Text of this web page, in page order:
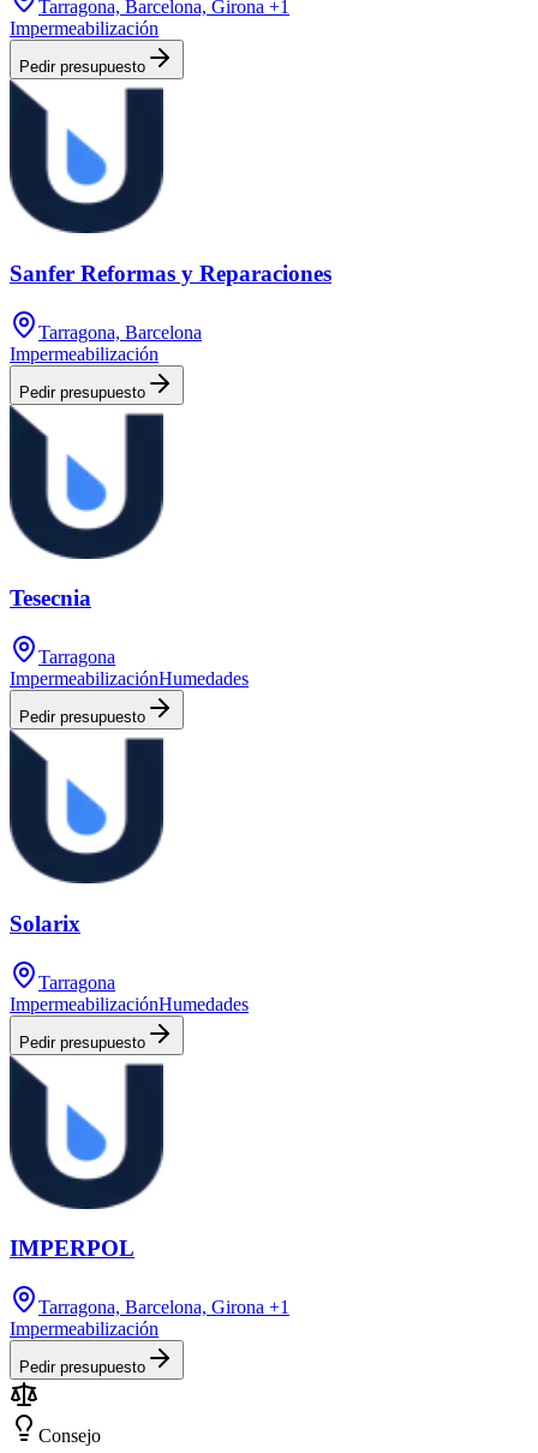
Tarragona, Barcelona, Girona +1
Impermeabilización
Pedir presupuesto
Sanfer Reformas y Reparaciones
Tarragona, Barcelona
Impermeabilización
Pedir presupuesto
Tesecnia
Tarragona
ImpermeabilizaciónHumedades
Pedir presupuesto
Solarix
Tarragona
ImpermeabilizaciónHumedades
Pedir presupuesto
IMPERPOL
Tarragona, Barcelona, Girona +1
Impermeabilización
Pedir presupuesto
Consejo